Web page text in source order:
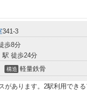
341-3
歩8分
駅 徒歩24分
構造 軽量鉄骨
があります。2駅利用でき